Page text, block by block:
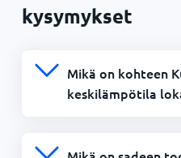
kysymykset
Mikä on kohteen
keskilämpötila